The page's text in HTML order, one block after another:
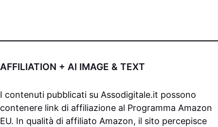
AFFILIATION + AI IMAGE & TEXT
I contenuti pubblicati su Assodigitale.it possono
contenere link di affiliazione al Programma Amazon
EU. In qualità di affiliato Amazon, il sito percepisce